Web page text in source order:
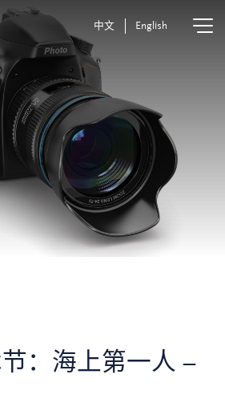
中文 English
：海上第一人 –